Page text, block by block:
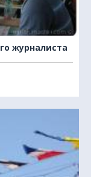
журналиста